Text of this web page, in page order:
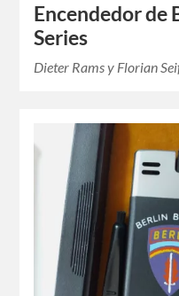
Encendedor de
Series
Dieter Rams y Florian